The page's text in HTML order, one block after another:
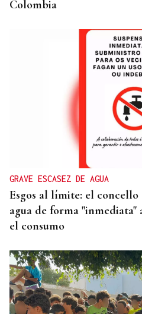
Colombia
GRAVE ESCASEZ DE AGUA
Esgos al límite: el
agua de forma "inmediata"
el consumo